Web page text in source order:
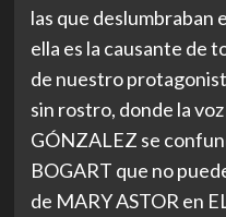
las que deslumbraban
ella es la causante de
de nuestro
sin rostro, donde la
GÓNZALEZ se
BOGART que no
de MARY ASTOR en